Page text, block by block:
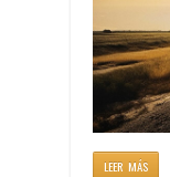
LEER MÁS